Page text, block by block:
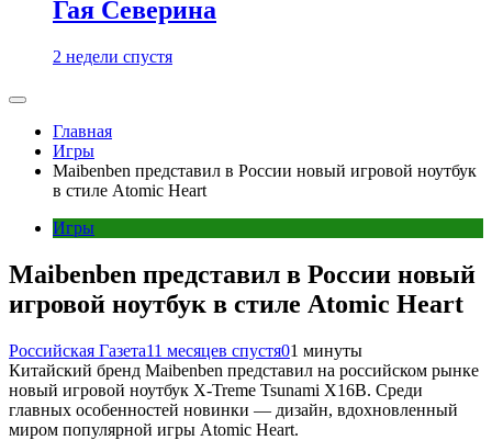
Гая Северина
2 недели спустя
Главная
Игры
Maibenben представил в России новый игровой ноутбук
в стиле Atomic Heart
Игры
Maibenben представил в России новый
игровой ноутбук в стиле Atomic Heart
Российская Газета11 месяцев спустя01 минуты
Китайский бренд Maibenben представил на российском рынке
новый игровой ноутбук X-Treme Tsunami X16B. Среди
главных особенностей новинки — дизайн, вдохновленный
миром популярной игры Atomic Heart.